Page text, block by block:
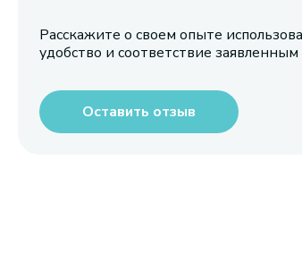
Расскажите о своем опыте
удобство и соответствие
Оставить отзыв